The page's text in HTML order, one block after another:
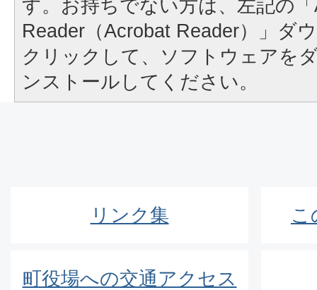
す。お持ちでない方は、左記の
Reader（Acrobat Reader）」ダ
クリックして、ソフトウェアを
ンストールしてください。
リンク集 こ
町役場への交通アクセス